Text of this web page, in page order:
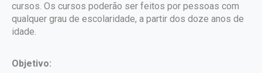
cursos. Os cursos poderão ser feitos por pessoas com
qualquer grau de escolaridade, a partir dos doze anos de
idade.
Objetivo: